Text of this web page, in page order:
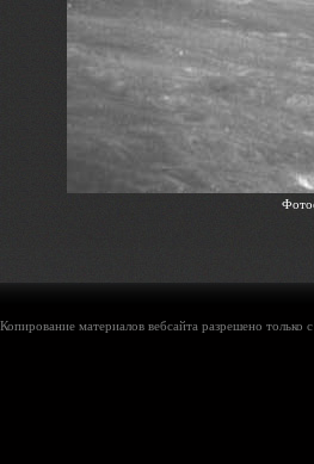
Копирование материалов вебсайта разрешено